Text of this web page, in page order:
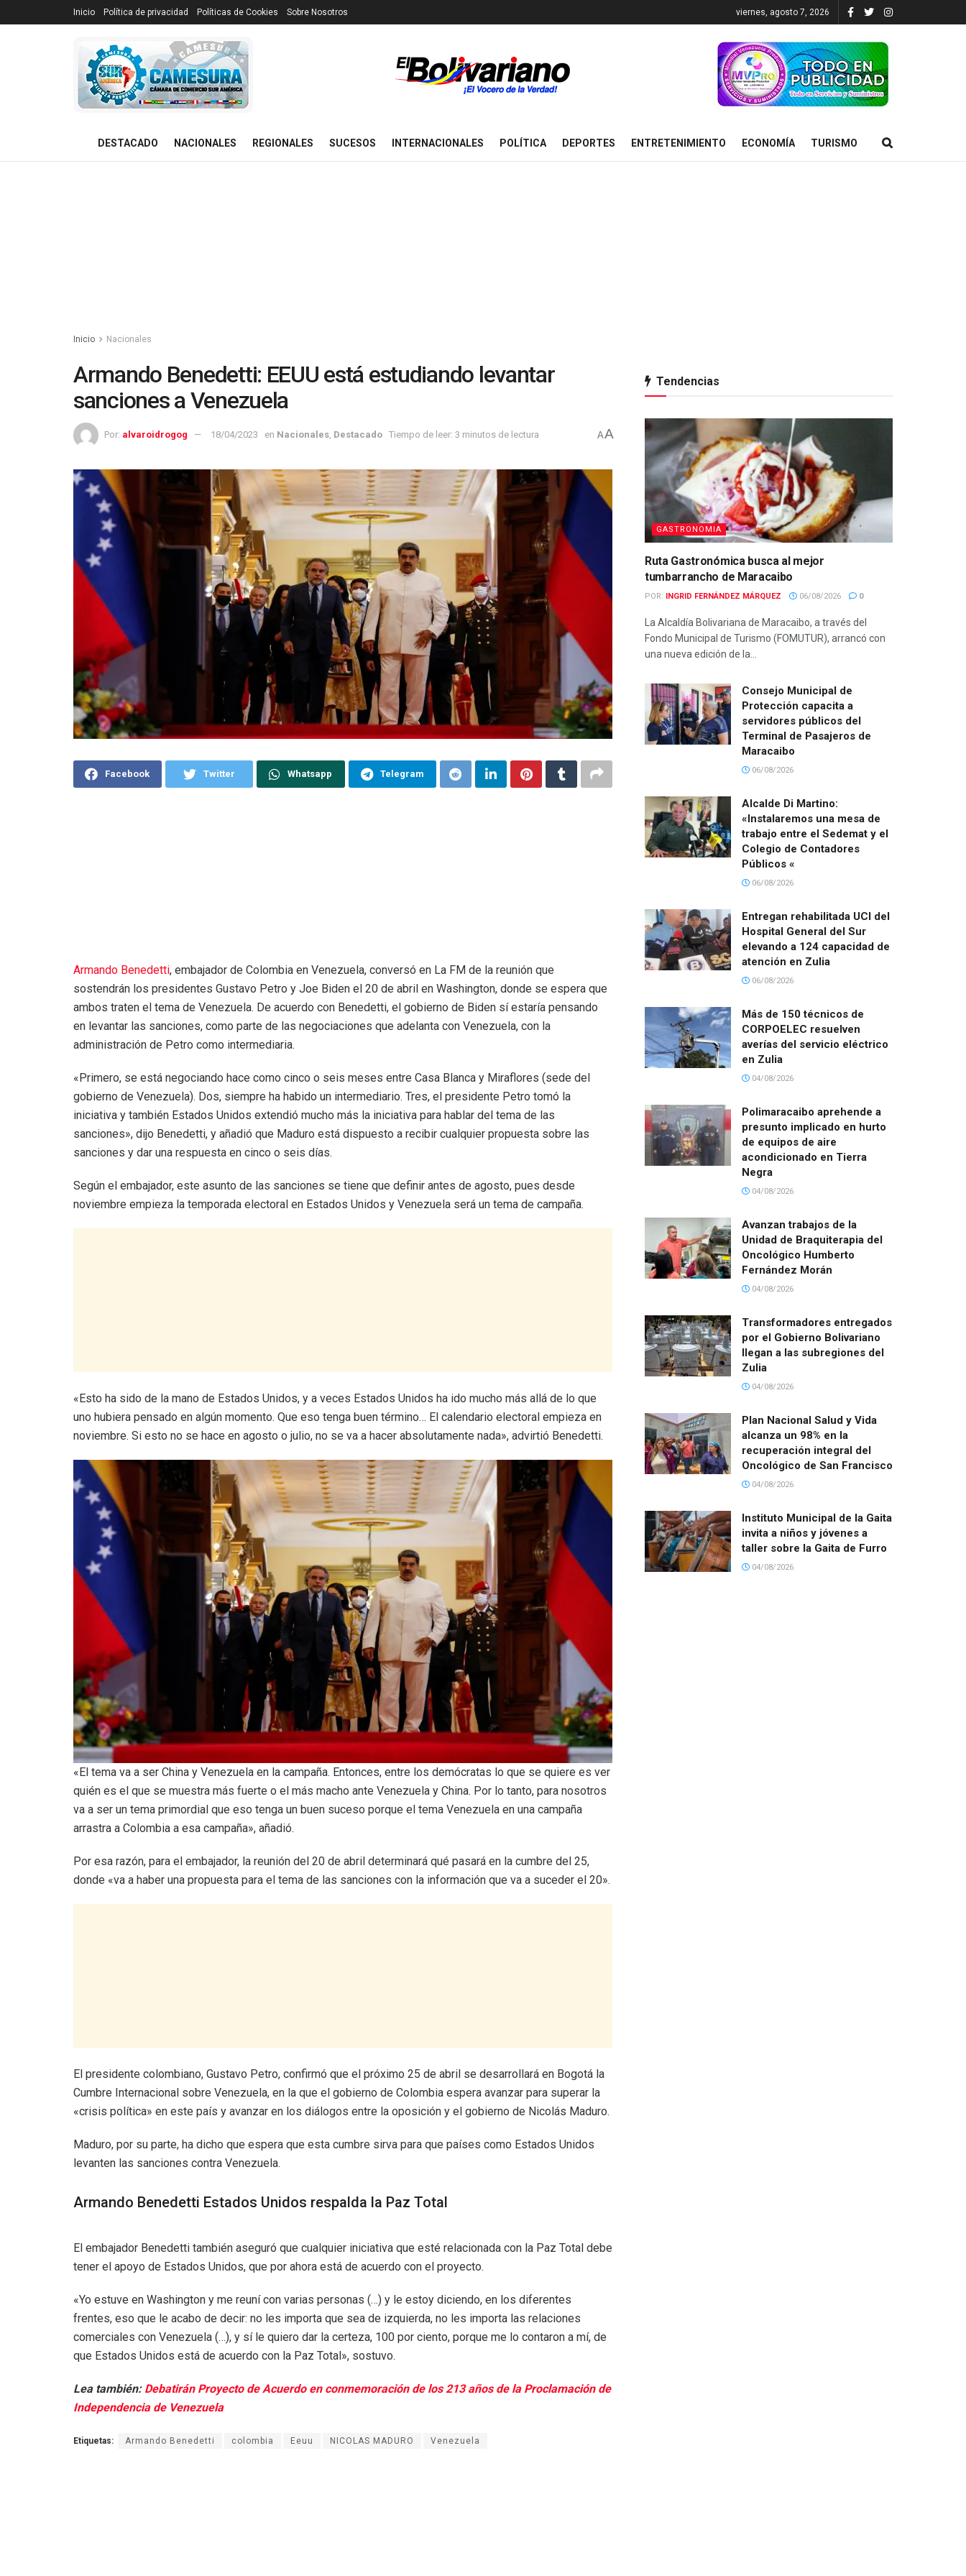
Inicio Política de privacidad Políticas de Cookies Sobre Nosotros viernes, agosto 7, 2026
DESTACADO NACIONALES REGIONALES SUCESOS INTERNACIONALES POLÍTICA DEPORTES ENTRETENIMIENTO ECONOMÍA TURISMO
Inicio Nacionales
Armando Benedetti: EEUU está estudiando levantar
sanciones a Venezuela
Por: alvaroidrogog 18/04/2023 en Nacionales Destacado Tiempo de leer: 3 minutos de lectura AA
Facebook Twitter Whatsapp Telegram
Armando Benedetti, embajador de Colombia en Venezuela, conversó en La FM de la reunión que
sostendrán los presidentes Gustavo Petro y Joe Biden el 20 de abril en Washington, donde se espera que
ambos traten el tema de Venezuela. De acuerdo con Benedetti, el gobierno de Biden sí estaría pensando
en levantar las sanciones, como parte de las negociaciones que adelanta con Venezuela, con la
administración de Petro como intermediaria.
«Primero, se está negociando hace como cinco o seis meses entre Casa Blanca y Miraflores (sede del
gobierno de Venezuela). Dos, siempre ha habido un intermediario. Tres, el presidente Petro tomó la
iniciativa y también Estados Unidos extendió mucho más la iniciativa para hablar del tema de las
sanciones», dijo Benedetti, y añadió que Maduro está dispuesto a recibir cualquier propuesta sobre las
sanciones y dar una respuesta en cinco o seis días.
Según el embajador, este asunto de las sanciones se tiene que definir antes de agosto, pues desde
noviembre empieza la temporada electoral en Estados Unidos y Venezuela será un tema de campaña.
«Esto ha sido de la mano de Estados Unidos, y a veces Estados Unidos ha ido mucho más allá de lo que
uno hubiera pensado en algún momento. Que eso tenga buen término… El calendario electoral empieza en
noviembre. Si esto no se hace en agosto o julio, no se va a hacer absolutamente nada», advirtió Benedetti.
«El tema va a ser China y Venezuela en la campaña. Entonces, entre los demócratas lo que se quiere es ver
quién es el que se muestra más fuerte o el más macho ante Venezuela y China. Por lo tanto, para nosotros
va a ser un tema primordial que eso tenga un buen suceso porque el tema Venezuela en una campaña
arrastra a Colombia a esa campaña», añadió.
Por esa razón, para el embajador, la reunión del 20 de abril determinará qué pasará en la cumbre del 25,
donde «va a haber una propuesta para el tema de las sanciones con la información que va a suceder el 20».
El presidente colombiano, Gustavo Petro, confirmó que el próximo 25 de abril se desarrollará en Bogotá la
Cumbre Internacional sobre Venezuela, en la que el gobierno de Colombia espera avanzar para superar la
«crisis política» en este país y avanzar en los diálogos entre la oposición y el gobierno de Nicolás Maduro.
Maduro, por su parte, ha dicho que espera que esta cumbre sirva para que países como Estados Unidos
levanten las sanciones contra Venezuela.
Armando Benedetti Estados Unidos respalda la Paz Total
El embajador Benedetti también aseguró que cualquier iniciativa que esté relacionada con la Paz Total debe
tener el apoyo de Estados Unidos, que por ahora está de acuerdo con el proyecto.
«Yo estuve en Washington y me reuní con varias personas (…) y le estoy diciendo, en los diferentes
frentes, eso que le acabo de decir: no les importa que sea de izquierda, no les importa las relaciones
comerciales con Venezuela (…), y sí le quiero dar la certeza, 100 por ciento, porque me lo contaron a mí, de
que Estados Unidos está de acuerdo con la Paz Total», sostuvo.
Lea también: Debatirán Proyecto de Acuerdo en conmemoración de los 213 años de la Proclamación de
Independencia de Venezuela
Etiquetas: Armando Benedetti colombia Eeuu NICOLAS MADURO Venezuela
Tendencias
GASTRONOMIA
Ruta Gastronómica busca al mejor
tumbarrancho de Maracaibo
POR: INGRID FERNÁNDEZ MÁRQUEZ 06/08/2026 0
La Alcaldía Bolivariana de Maracaibo, a través del
Fondo Municipal de Turismo (FOMUTUR), arrancó con
una nueva edición de la...
Consejo Municipal de
Protección capacita a
servidores públicos del
Terminal de Pasajeros de
Maracaibo
06/08/2026
Alcalde Di Martino:
«Instalaremos una mesa de
trabajo entre el Sedemat y el
Colegio de Contadores
Públicos «
06/08/2026
Entregan rehabilitada UCI del
Hospital General del Sur
elevando a 124 capacidad de
atención en Zulia
06/08/2026
Más de 150 técnicos de
CORPOELEC resuelven
averías del servicio eléctrico
en Zulia
04/08/2026
Polimaracaibo aprehende a
presunto implicado en hurto
de equipos de aire
acondicionado en Tierra
Negra
04/08/2026
Avanzan trabajos de la
Unidad de Braquiterapia del
Oncológico Humberto
Fernández Morán
04/08/2026
Transformadores entregados
por el Gobierno Bolivariano
llegan a las subregiones del
Zulia
04/08/2026
Plan Nacional Salud y Vida
alcanza un 98% en la
recuperación integral del
Oncológico de San Francisco
04/08/2026
Instituto Municipal de la Gaita
invita a niños y jóvenes a
taller sobre la Gaita de Furro
04/08/2026